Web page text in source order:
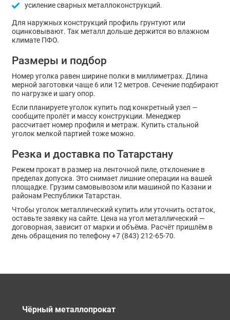
усиление сварных металлоконструкций.
Для наружных конструкций профиль грунтуют или
оцинковывают. Так металл дольше держится во влажном
климате ПФО.
Размеры и подбор
Номер уголка равен ширине полки в миллиметрах. Длина
мерной заготовки чаще 6 или 12 метров. Сечение подбирают
по нагрузке и шагу опор.
Если планируете уголок купить под конкретный узел —
сообщите пролёт и массу конструкции. Менеджер
рассчитает номер профиля и метраж. Купить стальной
уголок мелкой партией тоже можно.
Резка и доставка по Татарстану
Режем прокат в размер на ленточной пиле, отклонение в
пределах допуска. Это снимает лишние операции на вашей
площадке. Грузим самовывозом или машиной по Казани и
районам Республики Татарстан.
Чтобы уголок металлический купить или уточнить остаток,
оставьте заявку на сайте. Цена на угол металлический —
договорная, зависит от марки и объёма. Расчёт пришлём в
день обращения по телефону +7 (843) 212-65-70.
Чёрный металлопрокат